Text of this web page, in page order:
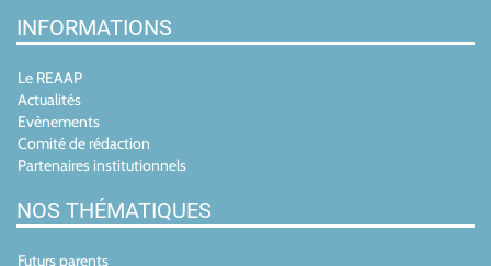
INFORMATIONS
Le REAAP
Actualités
Evènements
Comité de rédaction
Partenaires institutionnels
NOS THÉMATIQUES
Futurs parents